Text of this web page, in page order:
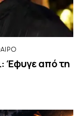
Έφυγε από τη